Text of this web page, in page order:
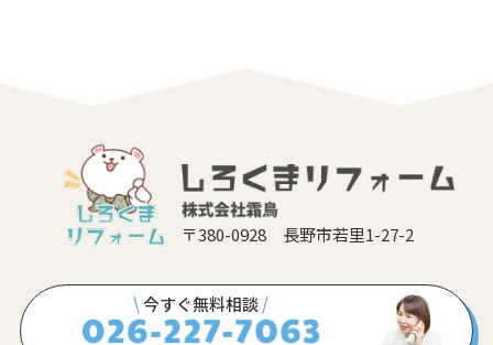
〒380-0928 長野市若里1-27-2
\今すぐ無料相談/